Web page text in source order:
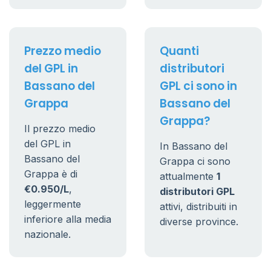
Prezzo medio
del GPL in
Bassano del
Grappa
Il prezzo medio
del GPL in
Bassano del
Grappa è di
€0.950/L,
leggermente
inferiore alla media
nazionale.
Quanti
distributori
GPL ci sono in
Bassano del
Grappa?
In Bassano del
Grappa ci sono
attualmente 1
distributori GPL
attivi, distribuiti in
diverse province.